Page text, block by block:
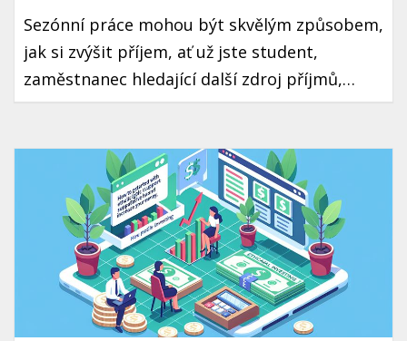
Sezónní práce mohou být skvělým způsobem,
jak si zvýšit příjem, ať už jste student,
zaměstnanec hledající další zdroj příjmů,
nebo osoba v přechodovém období. Tento
naučit se nové dovednosti. V tomto článku se
podíváme na různé možnosti sezónní práce,
jak je najít a na co si dát pozor z hlediska
českého trhu práce.